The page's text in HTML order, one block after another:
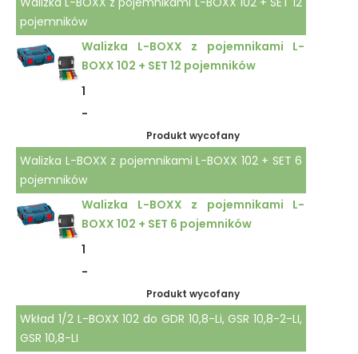
pojemników
Walizka L-BOXX z pojemnikami L-
BOXX 102 + SET 12 pojemników
1
-
Produkt wycofany
Walizka L-BOXX z pojemnikami L-BOXX 102 + SET 6
pojemników
Walizka L-BOXX z pojemnikami L-
BOXX 102 + SET 6 pojemników
1
-
Produkt wycofany
Wkład 1/2 L-BOXX 102 do GDR 10,8-Li, GSR 10,8-2-LI,
GSR 10,8-LI